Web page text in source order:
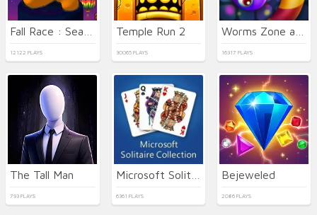
12122 PLAYS
Temple Run 2
30065 PLAYS 16317 PLAYS
The Tall Man
793 PLAYS 6361 PLAYS
Bejeweled
2086 PLAYS